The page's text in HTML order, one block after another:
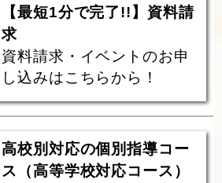
【最短1分で完了!!】資料請
求
資料請求・イベントのお申
し込みはこちらから！
高校別対応の個別指導コー
ス（高等学校対応コース）